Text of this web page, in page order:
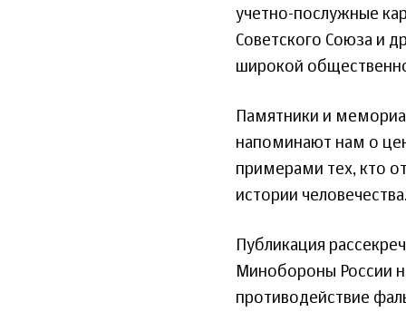
учетно-послужные
Советского Союза и
широкой
Памятники и
напоминают нам о
примерами тех, кто
истории
Публикация
Минобороны России
противодействие